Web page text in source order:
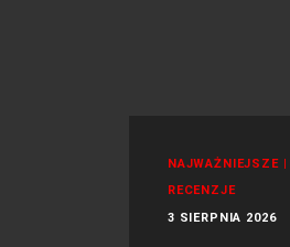
NAJWAŻNIEJSZE |
RECENZJE
3 SIERPNIA 2026